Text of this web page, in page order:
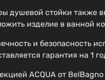
душевой стойки также
изделие в ванной
и безопасность
гарантия на 1
ACQUA от